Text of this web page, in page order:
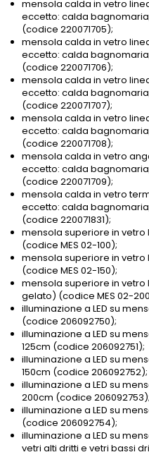
mensola calda in vetro
eccetto: calda
(codice 220071705);
mensola calda in vetro
eccetto: calda
(codice 220071706);
mensola calda in vetro
eccetto: calda
(codice 220071707);
mensola calda in vetro
eccetto: calda
(codice 220071708);
mensola calda in vetro
eccetto: calda
(codice 220071709);
mensola calda in vetro
eccetto: calda
(codice 220071831);
mensola superiore in
(codice MES 02-100);
mensola superiore in
(codice MES 02-150);
mensola superiore in
gelato) (codice MES 02-
illuminazione a LED su
(codice 206092750);
illuminazione a LED su
125cm (codice 206092751);
illuminazione a LED su
150cm (codice 206092752);
illuminazione a LED su
200cm (codice 206092753);
illuminazione a LED su
(codice 206092754);
illuminazione a LED su
vetri alti dritti e vetri bassi